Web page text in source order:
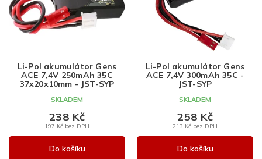
s
p
Li-Pol akumulátor Gens
ACE 7,4V 250mAh 35C
37x20x10mm - JST-SYP
SKLADEM
197 Kč bez DPH
238 Kč
Do košíku
Li-Pol akumulátor Gens
ACE 7,4V 300mAh 35C -
JST-SYP
SKLADEM
213 Kč bez DPH
258 Kč
Do košíku